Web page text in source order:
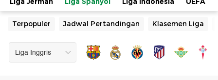
Terpopuler Jadwal Pertandingan Klasemen Liga